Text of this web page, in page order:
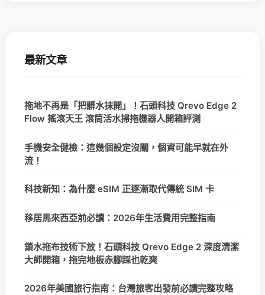
最新文章
拖地不再是「把髒水抹開」！石頭科技 Qrevo Edge 2
Flow 搖滾天王 滾筒活水掃拖機器人開箱評測
手機安全健檢：這幾個設定沒關，個資可能早就在外
流！
科技新知：為什麼 eSIM 正逐漸取代傳統 SIM 卡
移居馬來西亞前必讀：2026年生活費用完整指南
鎖水拖布技術下放！石頭科技 Qrevo Edge 2 深度清潔
大師開箱，拖完地板赤腳踩也乾爽
2026年美國旅行指南：台灣旅客出發前必讀完整攻略